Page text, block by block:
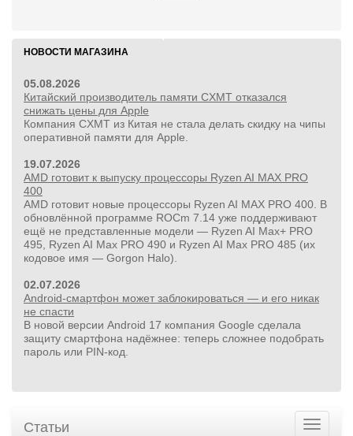
НОВОСТИ МАГАЗИНА
05.08.2026
Китайский производитель памяти CXMT отказался
снижать цены для Apple
Компания CXMT из Китая не стала делать скидку на чипы
оперативной памяти для Apple.
19.07.2026
AMD готовит к выпуску процессоры Ryzen AI MAX PRO
400
AMD готовит новые процессоры Ryzen AI MAX PRO 400. В
обновлённой программе ROCm 7.14 уже поддерживают
ещё не представленные модели — Ryzen AI Max+ PRO
495, Ryzen AI Max PRO 490 и Ryzen AI Max PRO 485 (их
кодовое имя — Gorgon Halo).
02.07.2026
Android-смартфон может заблокироваться — и его никак
не спасти
В новой версии Android 17 компания Google сделала
защиту смартфона надёжнее: теперь сложнее подобрать
пароль или PIN‑код.
Статьи